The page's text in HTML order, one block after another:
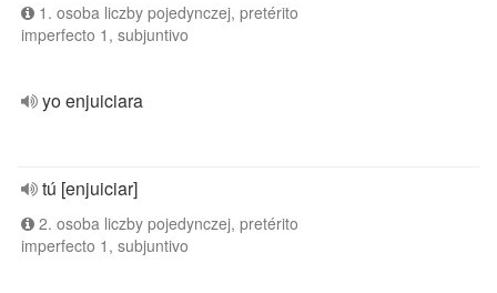
1. osoba liczby pojedynczej, pretérito
imperfecto 1, subjuntivo
yo enjuiciara
tú [enjuiciar]
2. osoba liczby pojedynczej, pretérito
imperfecto 1, subjuntivo